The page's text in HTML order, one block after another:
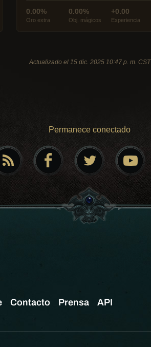
0.00%
Oro extra
0.00%
Obj. mágicos
+0.00
Experiencia
Actualizado el 15 dic. 2025 10:47 p. m. CST
Permanece conectado